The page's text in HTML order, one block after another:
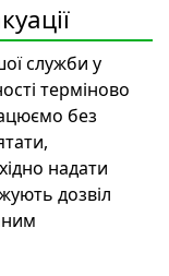
служби у
терміново
без
надати
дозвіл